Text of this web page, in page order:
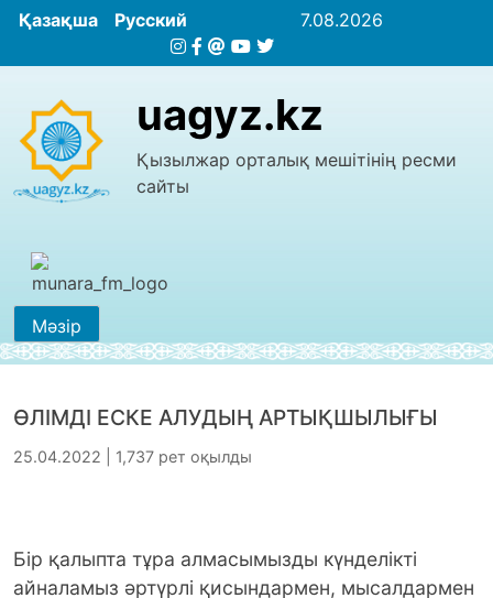
Қазақша Русский 7.08.2026
uagyz.kz
Қызылжар орталық мешітінің ресми
сайты
Мәзір
ӨЛІМДІ ЕСКЕ АЛУДЫҢ АРТЫҚШЫЛЫҒЫ
25.04.2022 | 1,737 рет оқылды
Бір қалыпта тұра алмасымызды күнделікті
айналамыз әртүрлі қисындармен, мысалдармен